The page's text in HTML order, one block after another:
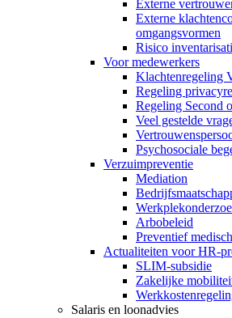
Externe
Externe
omgangsvormen
Risico
Voor medewerkers
Klachtenregeling
Regeling
Regeling Second
Veel gestelde
Psychosociale
Verzuimpreventie
Mediation
Arbobeleid
Preventief
Actualiteiten voor HR-
SLIM-subsidie
Zakelijke
Salaris en loonadvies